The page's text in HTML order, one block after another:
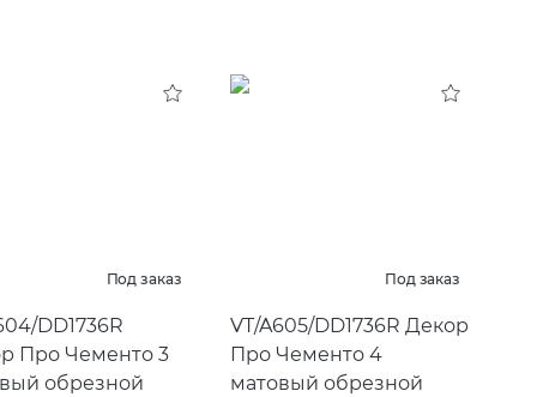
Под заказ
DD1736R
Про Чементо 3
обрезной
Под заказ
VT/A605/DD1736R Декор
Про Чементо 4
матовый обрезной